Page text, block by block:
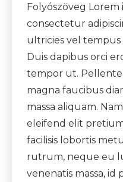
Folyószöveg
consectetur
ultricies vel
Duis dapibus orci
tempor ut.
magna faucibus
massa aliquam.
eleifend elit
facilisis lobortis
rutrum, neque eu
venenatis massa, id